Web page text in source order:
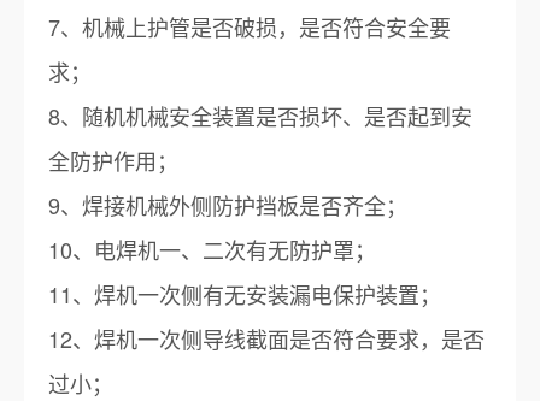
7、机械上护管是否破损，是否符合安全要
求；
8、随机机械安全装置是否损坏、是否起到安
全防护作用；
9、焊接机械外侧防护挡板是否齐全；
10、电焊机一、二次有无防护罩；
11、焊机一次侧有无安装漏电保护装置；
12、焊机一次侧导线截面是否符合要求，是否
过小；